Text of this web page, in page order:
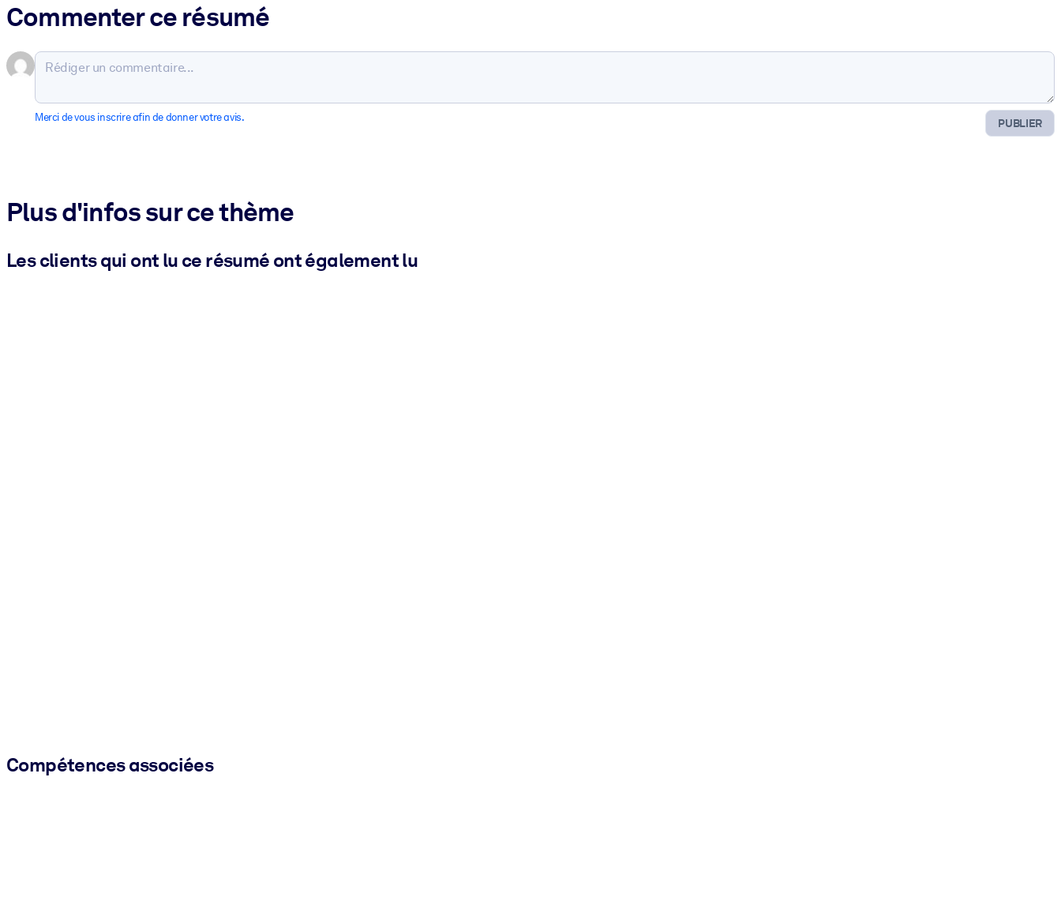
Commenter ce résumé
PUBLIER
Merci de vous inscrire afin de donner votre avis.
Plus d'infos sur ce thème
Les clients qui ont lu ce résumé ont également lu
Compétences associées